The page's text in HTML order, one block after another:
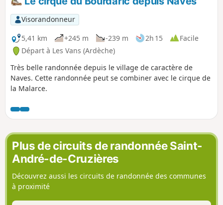
Visorandonneur
5,41 km
+245 m -239 m 2h 15
Facile
Départ à Les Vans (Ardèche)
Très belle randonnée depuis le village de caractère de
Naves. Cette randonnée peut se combiner avec le cirque de
la Malarce.
Plus de circuits de randonnée Saint-
André-de-Cruzières
Découvrez aussi les circuits de randonnée des communes
à proximité